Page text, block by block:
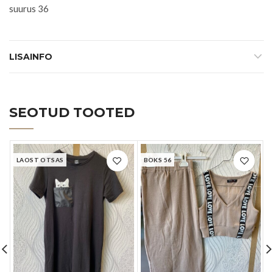
suurus 36
LISAINFO
SEOTUD TOOTED
LAOST OTSAS BOKS 56